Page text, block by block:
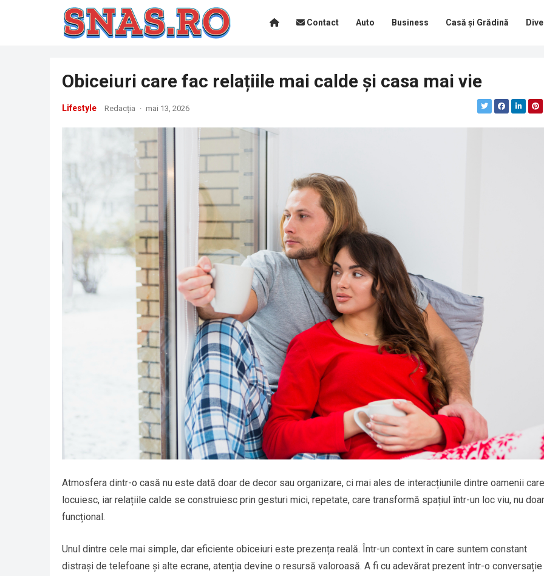
Contact Auto Business Casă și Grădină
Obiceiuri care fac relațiile mai calde și casa mai vie
Lifestyle Redacția · mai 13, 2026
Atmosfera dintr-o casă nu este dată doar de decor sau organizare, ci mai ales de interacțiunile dintre oamenii
locuiesc, iar relațiile calde se construiesc prin gesturi mici, repetate, care transformă spațiul într-un loc viu, nu doar
funcțional.
Unul dintre cele mai simple, dar eficiente obiceiuri este prezența reală. Într-un context în care suntem constant
distrași de telefoane și alte ecrane, atenția devine o resursă valoroasă. A fi cu adevărat prezent într-o